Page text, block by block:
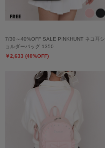
7/30～40%OFF SALE PINKHUNT ネコ耳シ
ョルダーバッグ 1350
￥2,633 (40%OFF)